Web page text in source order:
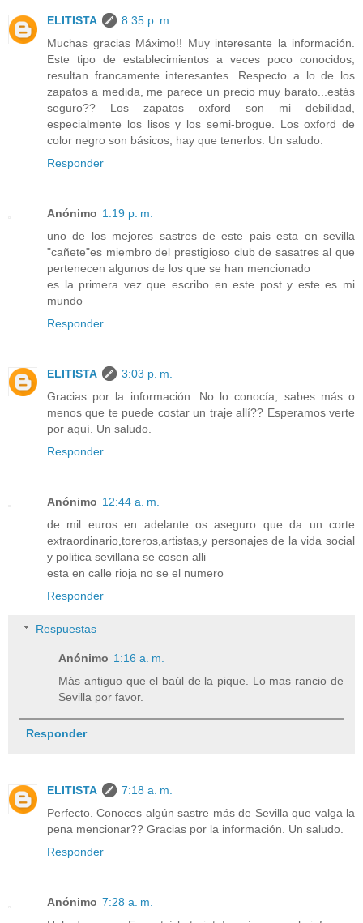
ELITISTA
8:35 p. m.
Muchas gracias Máximo!! Muy interesante la información.
Este tipo de establecimientos a veces poco conocidos,
resultan francamente interesantes. Respecto a lo de los
zapatos a medida, me parece un precio muy barato...estás
seguro?? Los zapatos oxford son mi debilidad,
especialmente los lisos y los semi-brogue. Los oxford de
color negro son básicos, hay que tenerlos. Un saludo.
Responder
Anónimo 1:19 p. m.
uno de los mejores sastres de este pais esta en sevilla
"cañete"es miembro del prestigioso club de sasatres al que
pertenecen algunos de los que se han mencionado
es la primera vez que escribo en este post y este es mi
mundo
Responder
ELITISTA
3:03 p. m.
Gracias por la información. No lo conocía, sabes más o
menos que te puede costar un traje allí?? Esperamos verte
por aquí. Un saludo.
Responder
Anónimo 12:44 a. m.
de mil euros en adelante os aseguro que da un corte
extraordinario,toreros,artistas,y personajes de la vida social
y politica sevillana se cosen alli
esta en calle rioja no se el numero
Responder
Respuestas
Anónimo 1:16 a. m.
Más antiguo que el baúl de la pique. Lo mas rancio de
Sevilla por favor.
Responder
ELITISTA
7:18 a. m.
Perfecto. Conoces algún sastre más de Sevilla que valga la
pena mencionar?? Gracias por la información. Un saludo.
Responder
Anónimo 7:28 a. m.